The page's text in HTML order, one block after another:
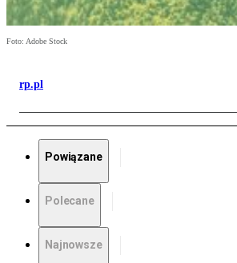
Foto: Adobe Stock
rp.pl
Powiązane
Polecane
Najnowsze